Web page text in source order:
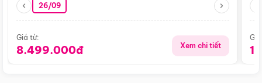
26/09
Giá từ:
8.499.000đ Xem chi tiết